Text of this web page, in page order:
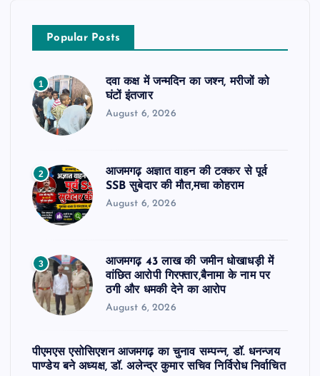
Popular Posts
1
दवा कक्ष में जन्मदिन का जश्न, मरीजों को
घंटों इंतजार
August 6, 2026
2
आजमगढ़ अज्ञात वाहन की टक्कर से पूर्व
SSB सुबेदार की मौत,मचा कोहराम
August 6, 2026
3
आजमगढ़ 43 लाख की जमीन धोखाधड़ी में
वांछित आरोपी गिरफ्तार,बैनामा के नाम पर
ठगी और धमकी देने का आरोप
August 6, 2026
पीएमएस एसोसिएशन आजमगढ़ का चुनाव सम्पन्न, डॉ. धनन्जय
पाण्डेय बने अध्यक्ष, डॉ. अलेन्द्र कुमार सचिव निर्विरोध निर्वाचित